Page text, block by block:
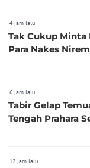
4 jam lalu
Tak Cukup Minta
Para Nakes
6 jam lalu
Tabir Gelap
Tengah Prahara
12 jam lalu